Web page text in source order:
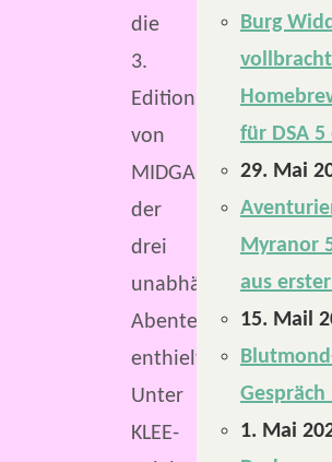
die
3.
Edition
von
MIDGARD,
der
drei
unabhängige
Abenteuer
enthielt.
Unter
KLEE-
Burg
für DSA 5
29. Mai
Myranor
aus
15. Mail
1. Mai